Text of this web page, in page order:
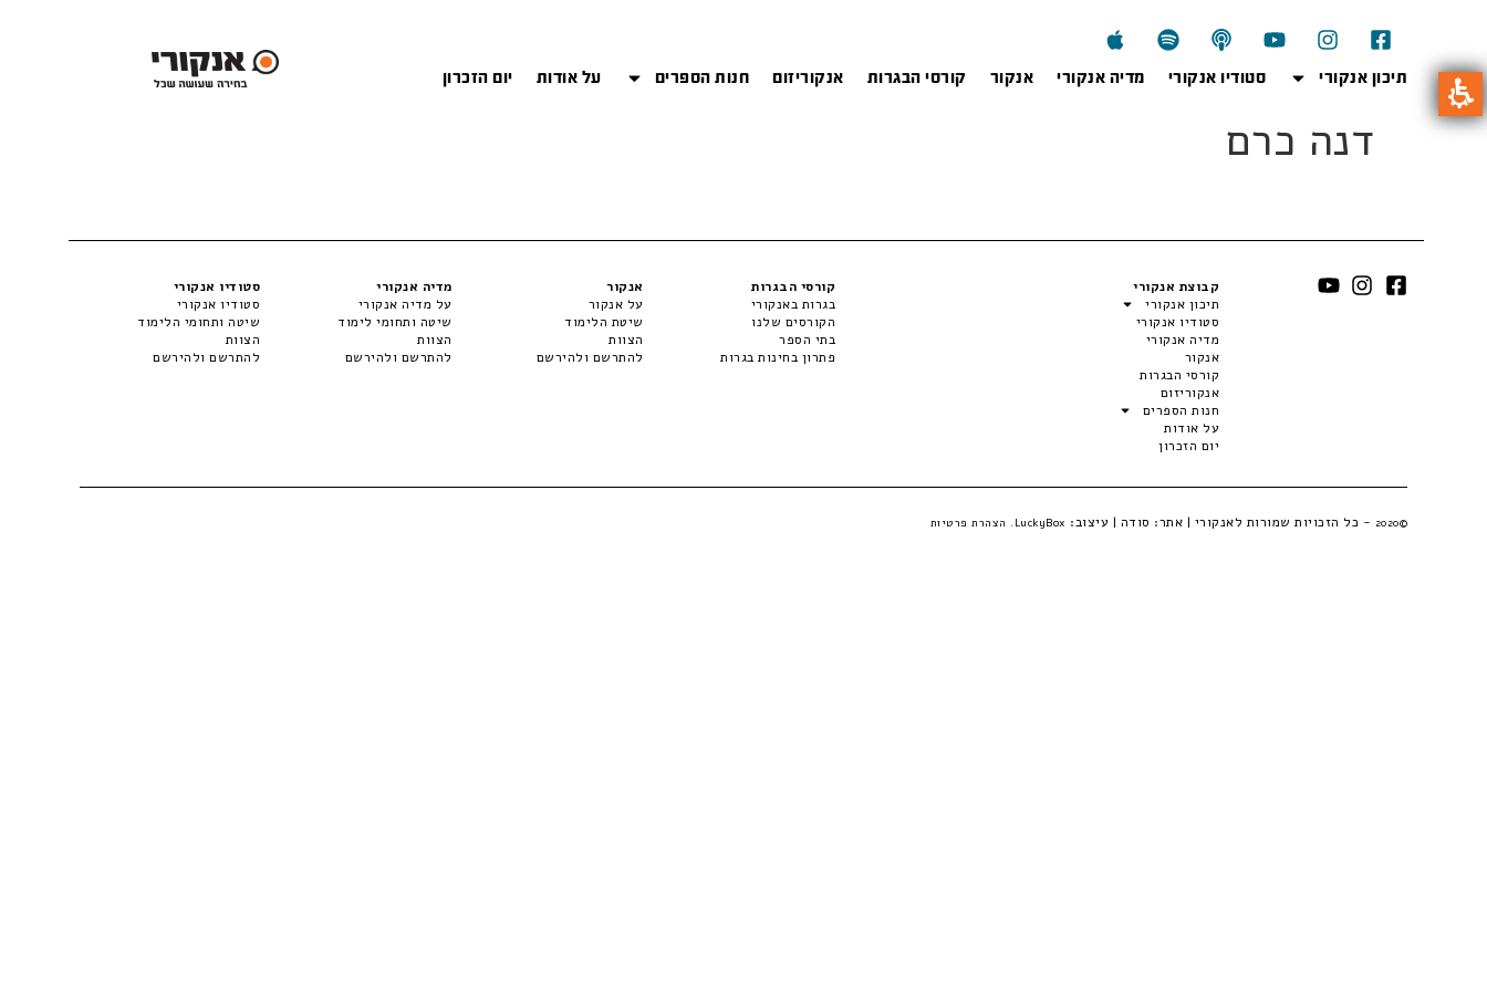
תיכון אנקורי סטודיו אנקורי מדיה אנקורי אנקור קורסי הבגרות אנקוריזום חנות הספרים על אודות יום הזכרון
דנה כרם
קבוצת אנקורי
תיכון אנקורי
סטודיו אנקורי
מדיה אנקורי
אנקור
קורסי הבגרות
אנקוריזום
חנות הספרים
על אודות
יום הזכרון
קורסי הבגרות
בגרות באנקורי
הקורסים שלנו
בתי הספר
פתרון בחינות בגרות
אנקור
על אנקור
שיטת הלימוד
הצוות
להתרשם ולהירשם
מדיה אנקורי
על מדיה אנקורי
שיטה ותחומי לימוד
הצוות
להתרשם ולהירשם
סטודיו אנקורי
סטודיו אנקורי
שיטה ותחומי הלימוד
הצוות
להתרשם ולהירשם
©2020 - כל הזכויות שמורות לאנקורי | אתר: סודה | עיצוב: LuckyBox. הצהרת פרטיות